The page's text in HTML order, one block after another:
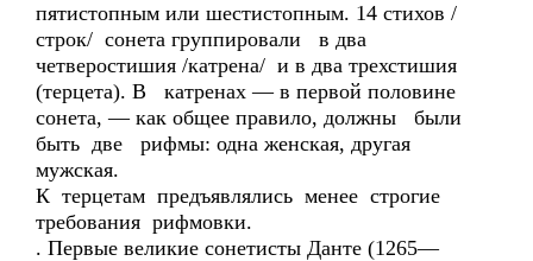
пятистопным или шестистопным. 14 стихов /
строк/ сонета группировали в два
четверостишия /катрена/ и в два трехстишия
(терцета). В катренах — в первой половине
сонета, — как общее правило, должны были
быть две рифмы: одна женская, другая
мужская.
К терцетам предъявлялись менее строгие
требования рифмовки.
. Первые великие сонетисты Данте (1265—